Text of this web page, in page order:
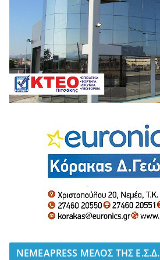
NEMEAPRESS ΜΕΛΟΣ ΤΗΣ Ε.Σ.Δ.